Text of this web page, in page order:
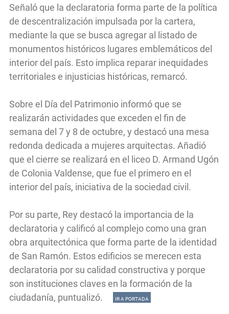
Señaló que la declaratoria forma parte de la política
de descentralización impulsada por la cartera,
mediante la que se busca agregar al listado de
monumentos históricos lugares emblemáticos del
interior del país. Esto implica reparar inequidades
territoriales e injusticias históricas, remarcó.
Sobre el Día del Patrimonio informó que se
realizarán actividades que exceden el fin de
semana del 7 y 8 de octubre, y destacó una mesa
redonda dedicada a mujeres arquitectas. Añadió
que el cierre se realizará en el liceo D. Armand Ugón
de Colonia Valdense, que fue el primero en el
interior del país, iniciativa de la sociedad civil.
Por su parte, Rey destacó la importancia de la
declaratoria y calificó al complejo como una gran
obra arquitectónica que forma parte de la identidad
de San Ramón. Estos edificios se merecen esta
declaratoria por su calidad constructiva y porque
son instituciones claves en la formación de la
ciudadanía, puntualizó.
IR A PORTADA